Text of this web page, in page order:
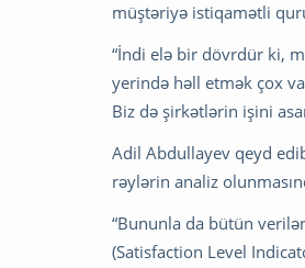
müştəriyə istiqamətli
“İndi elə bir dövrdür ki,
yerində həll etmək çox
Biz də şirkətlərin işini
Adil Abdullayev qeyd
rəylərin analiz
“Bununla da bütün
(Satisfaction Level